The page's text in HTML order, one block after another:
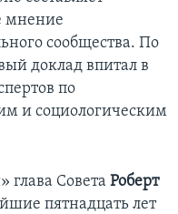
мнение
сообщества. По
доклад впитал в
по
и социологическим
глава Совета Роберт
пятнадцать лет